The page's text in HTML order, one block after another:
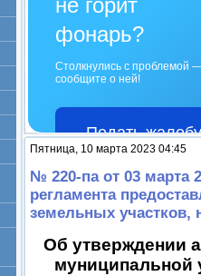
не горит
фонарь?
Столкнулись с проблемой
сообщите о ней!
Подать жалобу
Пятница, 10 марта 2023 04:45
№ 220-па от 03 марта
регламента
земельных участков,
Об утверждении
муниципальной